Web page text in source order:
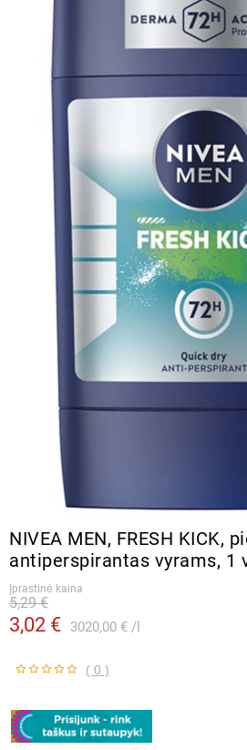
NIVEA MEN, FRESH KICK,
antiperspirantas vyrams, 1
Įprastinė kaina
3,02 € 3020,00 €
5,29 €
( 0 )